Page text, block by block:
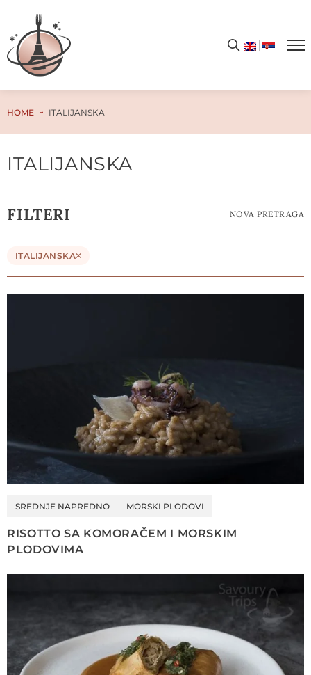
HOME ITALIJANSKA
ITALIJANSKA
FILTERI NOVA PRETRAGA
ITALIJANSKA
SREDNJE NAPREDNO MORSKI PLODOVI
RISOTTO SA KOMORAČEM I MORSKIM
PLODOVIMA